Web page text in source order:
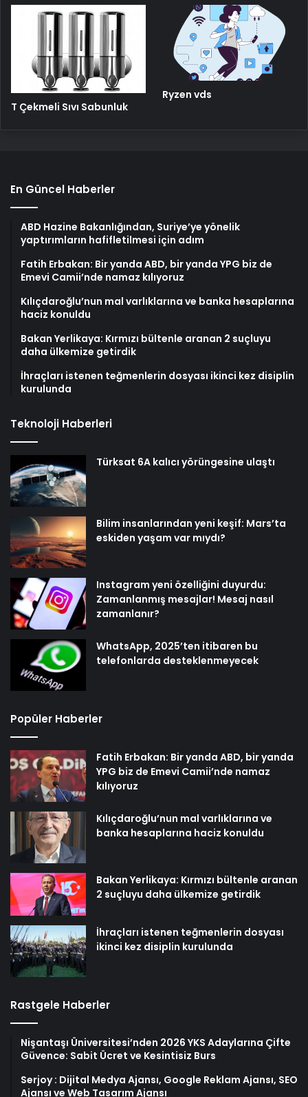
T Çekmeli Sıvı Sabunluk
Ryzen vds
En Güncel Haberler
ABD Hazine Bakanlığından, Suriye’ye yönelik
yaptırımların hafifletilmesi için adım
Fatih Erbakan: Bir yanda ABD, bir yanda YPG biz de
Emevi Camii’nde namaz kılıyoruz
Kılıçdaroğlu’nun mal varlıklarına ve banka hesaplarına
haciz konuldu
Bakan Yerlikaya: Kırmızı bültenle aranan 2 suçluyu
daha ülkemize getirdik
İhraçları istenen teğmenlerin dosyası ikinci kez disiplin
kurulunda
Teknoloji Haberleri
Türksat 6A kalıcı yörüngesine ulaştı
Bilim insanlarından yeni keşif: Mars’ta
eskiden yaşam var mıydı?
Instagram yeni özelliğini duyurdu:
Zamanlanmış mesajlar! Mesaj nasıl
zamanlanır?
WhatsApp, 2025’ten itibaren bu
telefonlarda desteklenmeyecek
Popüler Haberler
Fatih Erbakan: Bir yanda ABD, bir yanda
YPG biz de Emevi Camii’nde namaz
kılıyoruz
Kılıçdaroğlu’nun mal varlıklarına ve
banka hesaplarına haciz konuldu
Bakan Yerlikaya: Kırmızı bültenle aranan
2 suçluyu daha ülkemize getirdik
İhraçları istenen teğmenlerin dosyası
ikinci kez disiplin kurulunda
Rastgele Haberler
Nişantaşı Üniversitesi’nden 2026 YKS Adaylarına Çifte
Güvence: Sabit Ücret ve Kesintisiz Burs
Serjoy : Dijital Medya Ajansı, Google Reklam Ajansı, SEO
Ajansı ve Web Tasarım Ajansı